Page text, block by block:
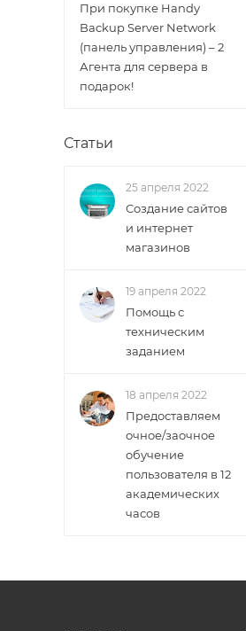
При покупке Handy
Backup Server Network
(панель управления) – 2
Агента для сервера в
подарок!
Статьи
25 апреля 2022
Создание сайтов
и интернет
магазинов
19 апреля 2022
Помощь с
техническим
заданием
18 апреля 2022
Предоставляем
очное/заочное
обучение
пользователя в 12
академических
часов